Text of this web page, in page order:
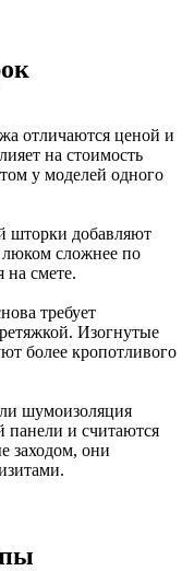
отличаются ценой и
на стоимость
у моделей одного
шторки добавляют
сложнее по
на смете.
требует
Изогнутые
более кропотливого
шумоизоляция
панели и считаются
заходом, они